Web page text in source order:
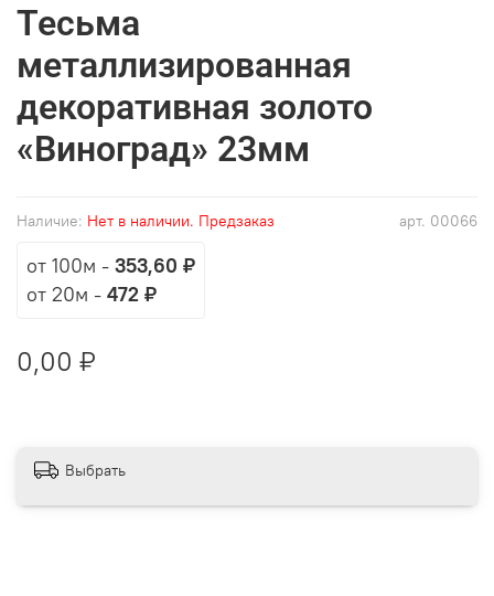
арт. 00066
Наличие: Нет в наличии. Предзаказ
Тесьма
металлизированная
декоративная золото
«Виноград» 23мм
от 100м - 353,60 ₽
от 20м - 472 ₽
0,00 ₽
Выбрать